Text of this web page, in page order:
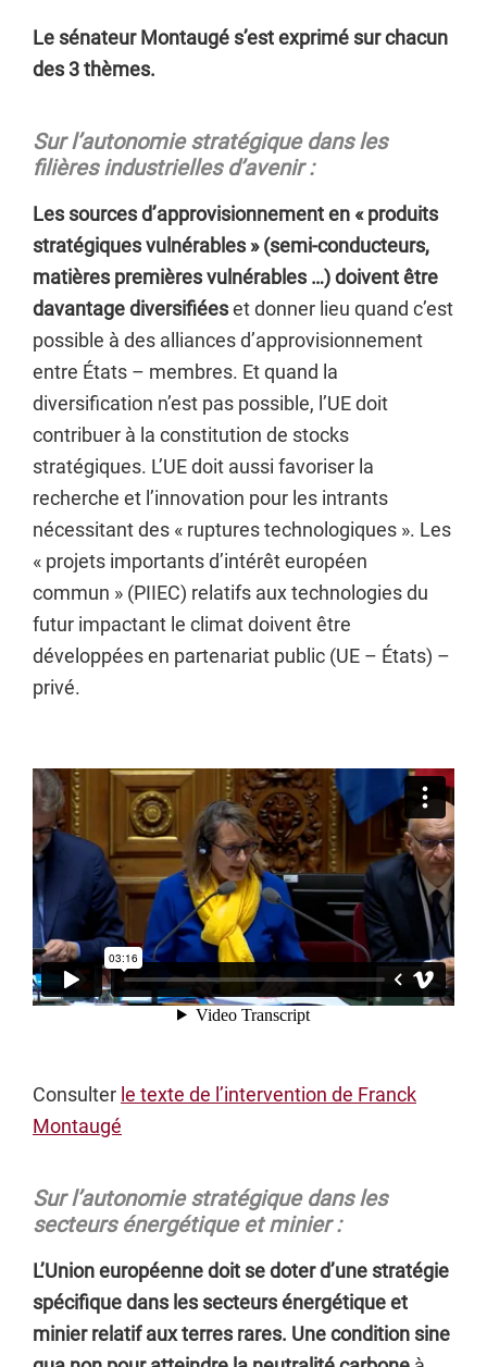
Le sénateur Montaugé s’est exprimé sur chacun
des 3 thèmes.
Sur l’autonomie stratégique dans les
filières industrielles d’avenir :
Les sources d’approvisionnement en « produits
stratégiques vulnérables » (semi-conducteurs,
matières premières vulnérables …) doivent être
davantage diversifiéeset donner lieu quand c’est
possible à des alliances d’approvisionnement
entre États – membres. Et quand la
diversification n’est pas possible, l’UE doit
contribuer à la constitution de stocks
stratégiques. L’UE doit aussi favoriser la
recherche et l’innovation pour les intrants
nécessitant des « ruptures technologiques ». Les
« projets importants d’intérêt européen
commun » (PIIEC) relatifs aux technologies du
futur impactant le climat doivent être
développées en partenariat public (UE – États) –
privé.
Consulter le texte de l’intervention de Franck
Montaugé
Sur l’autonomie stratégique dans les
secteurs énergétique et minier :
L’Union européenne doit se doter d’une stratégie
spécifique dans les secteurs énergétique et
minier relatif aux terres rares. Une condition sine